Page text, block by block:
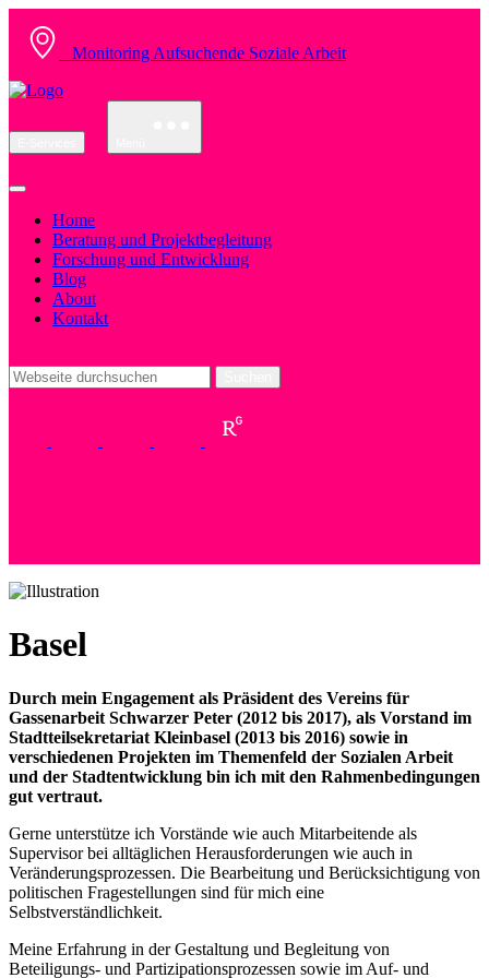
Monitoring Aufsuchende Soziale Arbeit
Home
Beratung und Projektbegleitung
Forschung und Entwicklung
Blog
About
Kontakt
Basel
Durch mein Engagement als Präsident des Vereins für
Gassenarbeit Schwarzer Peter (2012 bis 2017), als Vorstand im
Stadtteilsekretariat Kleinbasel (2013 bis 2016) sowie in
verschiedenen Projekten im Themenfeld der Sozialen Arbeit
und der Stadtentwicklung bin ich mit den Rahmenbedingungen
gut vertraut.
Gerne unterstütze ich Vorstände wie auch Mitarbeitende als
Supervisor bei alltäglichen Herausforderungen wie auch in
Veränderungsprozessen. Die Bearbeitung und Berücksichtigung von
politischen Fragestellungen sind für mich eine
Selbstverständlichkeit.
Meine Erfahrung in der Gestaltung und Begleitung von
Beteiligungs- und Partizipationsprozessen sowie im Auf- und